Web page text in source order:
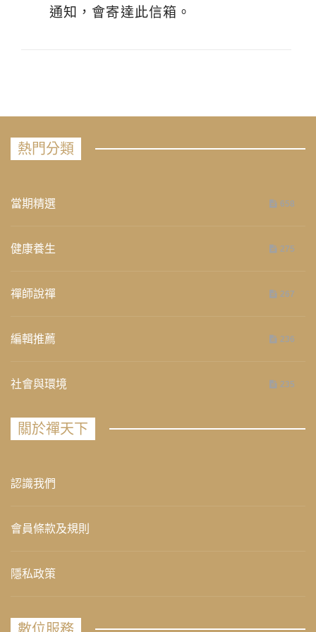
通知，會寄達此信箱。
熱門分類
當期精選 658
健康養生 275
禪師說禪 267
編輯推薦 236
社會與環境 235
關於禪天下
認識我們
會員條款及規則
隱私政策